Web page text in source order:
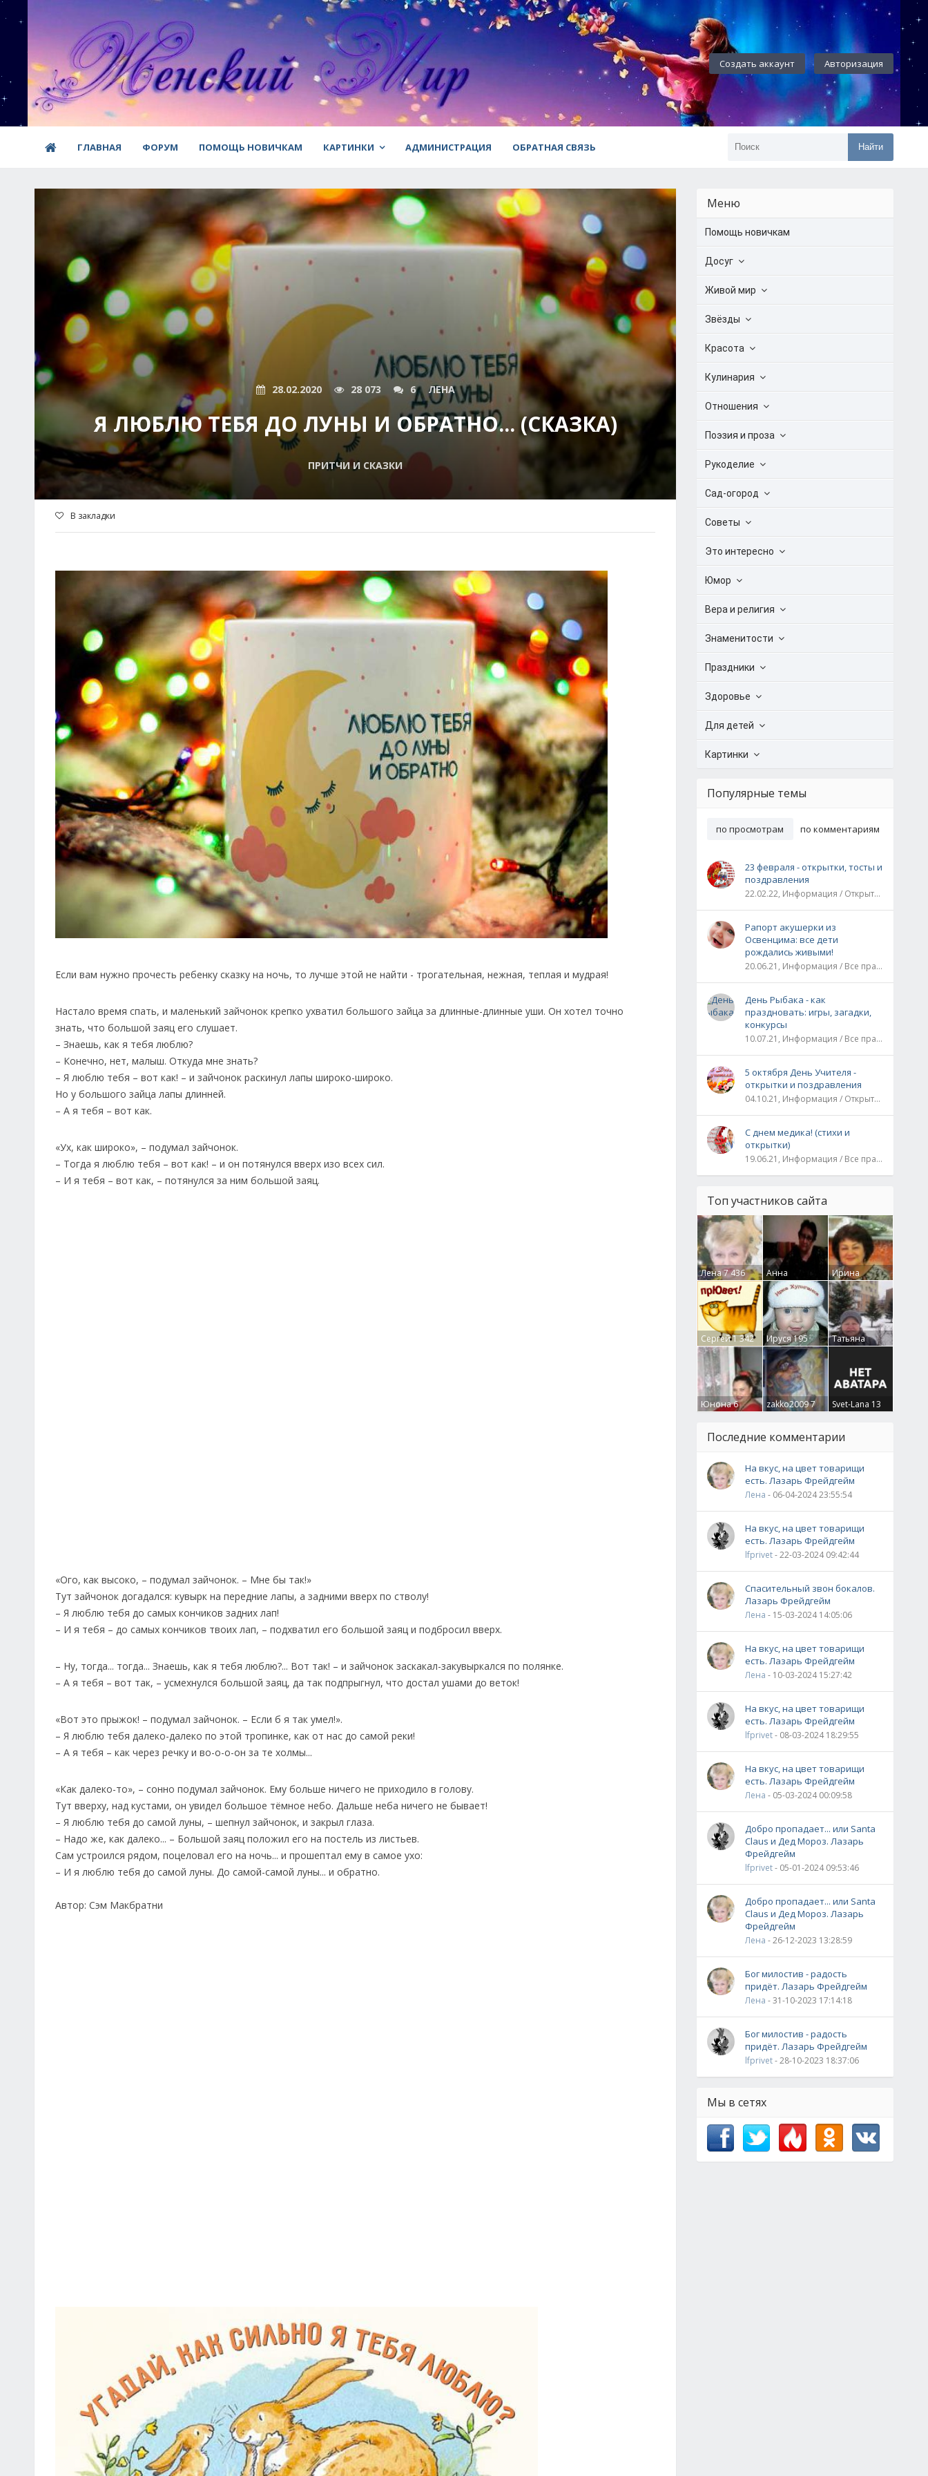
Создать аккаунт Авторизация
ГЛАВНАЯ ФОРУМ ПОМОЩЬ НОВИЧКАМ КАРТИНКИ АДМИНИСТРАЦИЯ ОБРАТНАЯ СВЯЗЬ Найти
28.02.2020 28 073 6 ЛЕНА
Я ЛЮБЛЮ ТЕБЯ ДО ЛУНЫ И ОБРАТНО... (СКАЗКА)
ПРИТЧИ И СКАЗКИ
В закладки
Если вам нужно прочесть ребенку сказку на ночь, то лучше этой не найти - трогательная, нежная, теплая и мудрая!
Настало время спать, и маленький зайчонок крепко ухватил большого зайца за длинные-длинные уши. Он хотел точно
знать, что большой заяц его слушает.
– Знаешь, как я тебя люблю?
– Конечно, нет, малыш. Откуда мне знать?
– Я люблю тебя – вот как! – и зайчонок раскинул лапы широко-широко.
Но у большого зайца лапы длинней.
– А я тебя – вот как.
«Ух, как широко», – подумал зайчонок.
– Тогда я люблю тебя – вот как! – и он потянулся вверх изо всех сил.
– И я тебя – вот как, – потянулся за ним большой заяц.
«Ого, как высоко, – подумал зайчонок. – Мне бы так!»
Тут зайчонок догадался: кувырк на передние лапы, а задними вверх по стволу!
– Я люблю тебя до самых кончиков задних лап!
– И я тебя – до самых кончиков твоих лап, – подхватил его большой заяц и подбросил вверх.
– Ну, тогда... тогда... Знаешь, как я тебя люблю?... Вот так! – и зайчонок заскакал-закувыркался по полянке.
– А я тебя – вот так, – усмехнулся большой заяц, да так подпрыгнул, что достал ушами до веток!
«Вот это прыжок! – подумал зайчонок. – Если б я так умел!».
– Я люблю тебя далеко-далеко по этой тропинке, как от нас до самой реки!
– А я тебя – как через речку и во-о-о-он за те холмы...
«Как далеко-то», – сонно подумал зайчонок. Ему больше ничего не приходило в голову.
Тут вверху, над кустами, он увидел большое тёмное небо. Дальше неба ничего не бывает!
– Я люблю тебя до самой луны, – шепнул зайчонок, и закрыл глаза.
– Надо же, как далеко... – Большой заяц положил его на постель из листьев.
Сам устроился рядом, поцеловал его на ночь... и прошептал ему в самое ухо:
– И я люблю тебя до самой луны. До самой-самой луны... и обратно.
Автор: Сэм Макбратни
Меню
Помощь новичкам
Досуг
Живой мир
Звёзды
Красота
Кулинария
Отношения
Поэзия и проза
Рукоделие
Сад-огород
Советы
Это интересно
Юмор
Вера и религия
Знаменитости
Праздники
Здоровье
Для детей
Картинки
Популярные темы
по просмотрам по комментариям
23 февраля - открытки, тосты и
поздравления
22.02.22, Информация / Открытки / Все праздники
Рапорт акушерки из
Освенцима: все дети
рождались живыми!
20.06.21, Информация / Все праздники / Рассказы и истории
День Рыбака - как
праздновать: игры, загадки,
конкурсы
10.07.21, Информация / Все праздники
5 октября День Учителя -
открытки и поздравления
04.10.21, Информация / Открытки / Все праздники
С днем медика! (стихи и
открытки)
19.06.21, Информация / Все праздники
Топ участников сайта
Лена7 436
Анна
Гумлевая0
Ирина
Бруцкая41
Сергей1 342 Ируся195
Татьяна
Крючкова0
Юнона6 zakko20097 Svet-Lana 13
Последние комментарии
На вкус, на цвет товарищи
есть. Лазарь Фрейдгейм
Лена - 06-04-2024 23:55:54
На вкус, на цвет товарищи
есть. Лазарь Фрейдгейм
lfprivet- 22-03-2024 09:42:44
Спасительный звон бокалов.
Лазарь Фрейдгейм
Лена - 15-03-2024 14:05:06
На вкус, на цвет товарищи
есть. Лазарь Фрейдгейм
Лена - 10-03-2024 15:27:42
На вкус, на цвет товарищи
есть. Лазарь Фрейдгейм
lfprivet- 08-03-2024 18:29:55
На вкус, на цвет товарищи
есть. Лазарь Фрейдгейм
Лена - 05-03-2024 00:09:58
Добро пропадает... или Santa
Claus и Дед Мороз. Лазарь
Фрейдгейм
lfprivet- 05-01-2024 09:53:46
Добро пропадает... или Santa
Claus и Дед Мороз. Лазарь
Фрейдгейм
Лена - 26-12-2023 13:28:59
Бог милостив - радость
придёт. Лазарь Фрейдгейм
Лена - 31-10-2023 17:14:18
Бог милостив - радость
придёт. Лазарь Фрейдгейм
lfprivet- 28-10-2023 18:37:06
Мы в сетях